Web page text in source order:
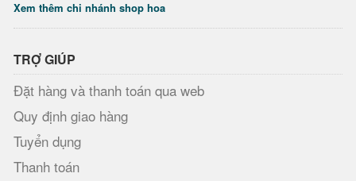
Xem thêm chi nhánh shop hoa
TRỢ GIÚP
Đặt hàng và thanh toán qua web
Quy định giao hàng
Tuyển dụng
Thanh toán